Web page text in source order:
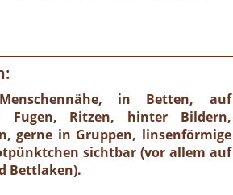
in Betten, auf
Fugen, Ritzen, hinter Bildern,
gerne in Gruppen, linsenförmige
sichtbar (vor allem auf
Bettlaken).